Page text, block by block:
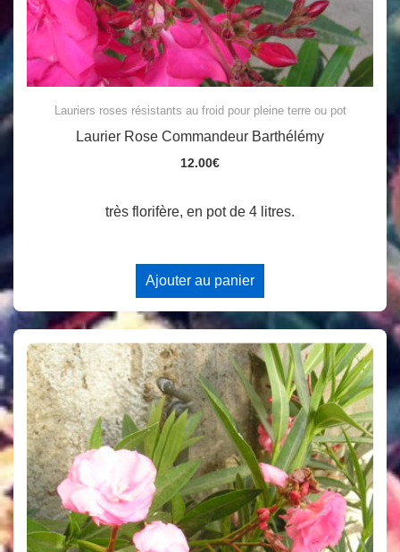
Lauriers roses résistants au froid pour pleine terre ou pot
Laurier Rose Commandeur Barthélémy
12.00€
très florifère, en pot de 4 litres.
Ajouter au panier